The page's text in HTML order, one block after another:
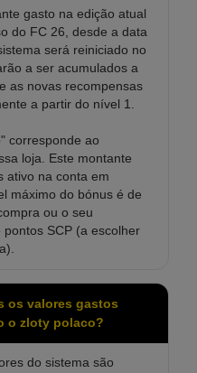
gasto na edição atual
do FC 26, desde a data
será reiniciado no
a ser acumulados a
as novas recompensas
a partir do nível 1.
corresponde ao
loja. Este montante
ativo na conta em
máximo do bónus é de
ou o seu
SCP (a escolher
os valores gastos
o zloty polaco?
do sistema são